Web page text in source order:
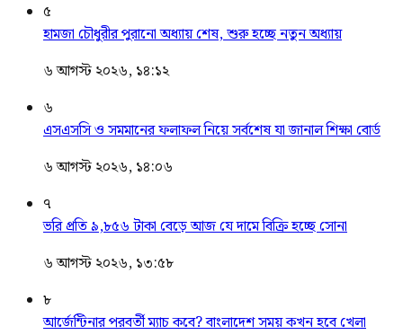
৫
হামজা চৌধুরীর পুরানো অধ্যায় শেষ, শুরু হচ্ছে নতুন অধ্যায়
৬ আগস্ট ২০২৬, ১৪:১২
৬
এসএসসি ও সমমানের ফলাফল নিয়ে সর্বশেষ যা জানাল শিক্ষা বোর্ড
৬ আগস্ট ২০২৬, ১৪:০৬
৭
ভরি প্রতি ৯,৮৫৬ টাকা বেড়ে আজ যে দামে বিক্রি হচ্ছে সোনা
৬ আগস্ট ২০২৬, ১৩:৫৮
৮
আর্জেন্টিনার পরবর্তী ম্যাচ কবে? বাংলাদেশ সময় কখন হবে খেলা